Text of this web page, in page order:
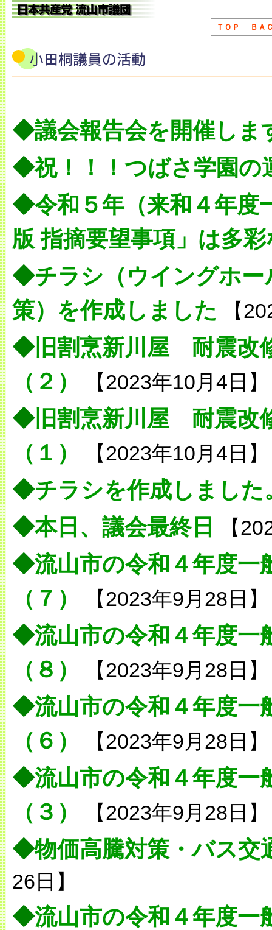
ＴＯＰ ＢＡ
◆議会報告会を開催しま
◆祝！！！つばさ学園の
◆令和５年（来和４年度
版 指摘要望事項」は多
◆チラシ（ウイングホ
策）を作成しました
【
◆旧割烹新川屋 耐震改
（２）
【2023年10月4日】
◆旧割烹新川屋 耐震改
（１）
【2023年10月4日】
◆チラシを作成しました
◆本日、議会最終日 【
◆流山市の令和４年度
（７）
【2023年9月28日】
◆流山市の令和４年度
（８）
【2023年9月28日】
◆流山市の令和４年度
（６）
【2023年9月28日】
◆流山市の令和４年度
（３）
【2023年9月28日】
◆物価高騰対策・バス
26日】
◆流山市の令和４年度